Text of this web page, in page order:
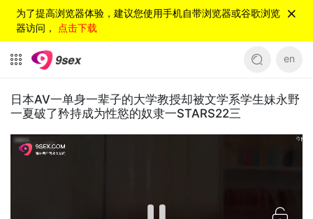
为了提高浏览器体验，建议您使用手机自带浏览器或谷歌浏览
器访问， 点击下载
en
日本AV一单身一辈子的大学教授却被文学系学生妹永野
一夏破了矜持成为性慾的奴隶一STARS22三